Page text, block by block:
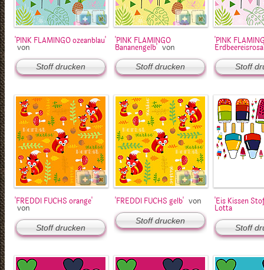
'PINK FLAMINGO ozeanblau'
von
Stoff drucken
'PINK FLAMINGO
Bananengelb' von
Stoff drucken
'PINK
Erdbeereisrosa'
Stoff
'FREDDI FUCHS orange'
von
Stoff drucken
'FREDDI FUCHS gelb' von
Stoff drucken
'Eis Kissen
Lotta
Stoff